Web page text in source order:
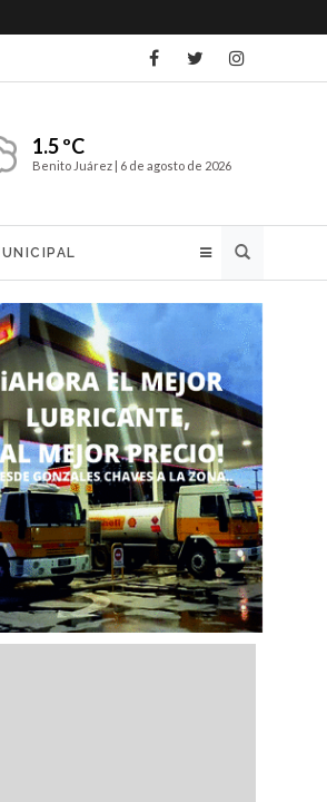
1.5 ºC
Benito Juárez | 6 de agosto de 2026